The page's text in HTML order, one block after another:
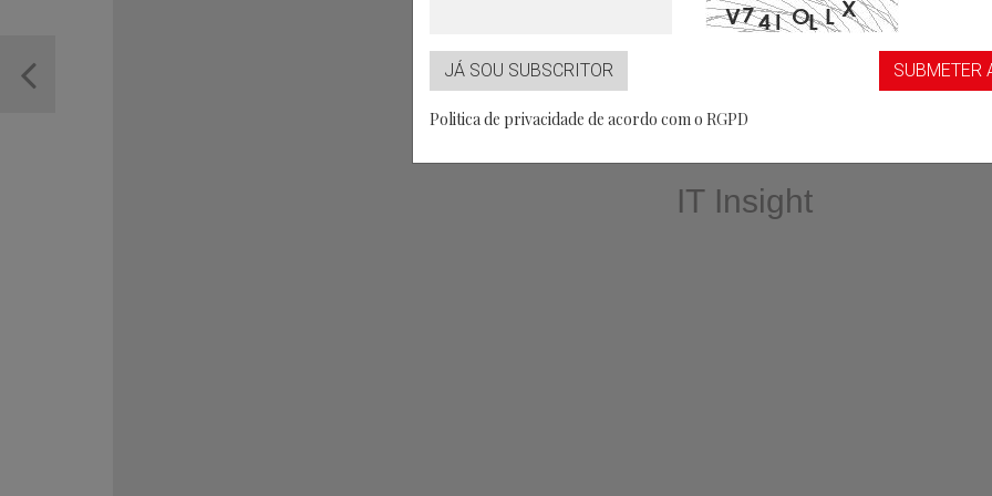
Partners
JÁ SOU SUBSCRITOR SUBMETER
Politica de privacidade de acordo com o RGPD